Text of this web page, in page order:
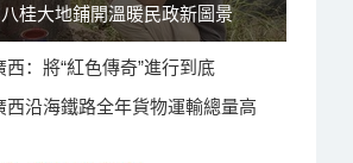
八桂大地鋪開溫暖民政新圖景
西：將“紅色傳奇”進行到底
西沿海鐵路全年貨物運輸總量高